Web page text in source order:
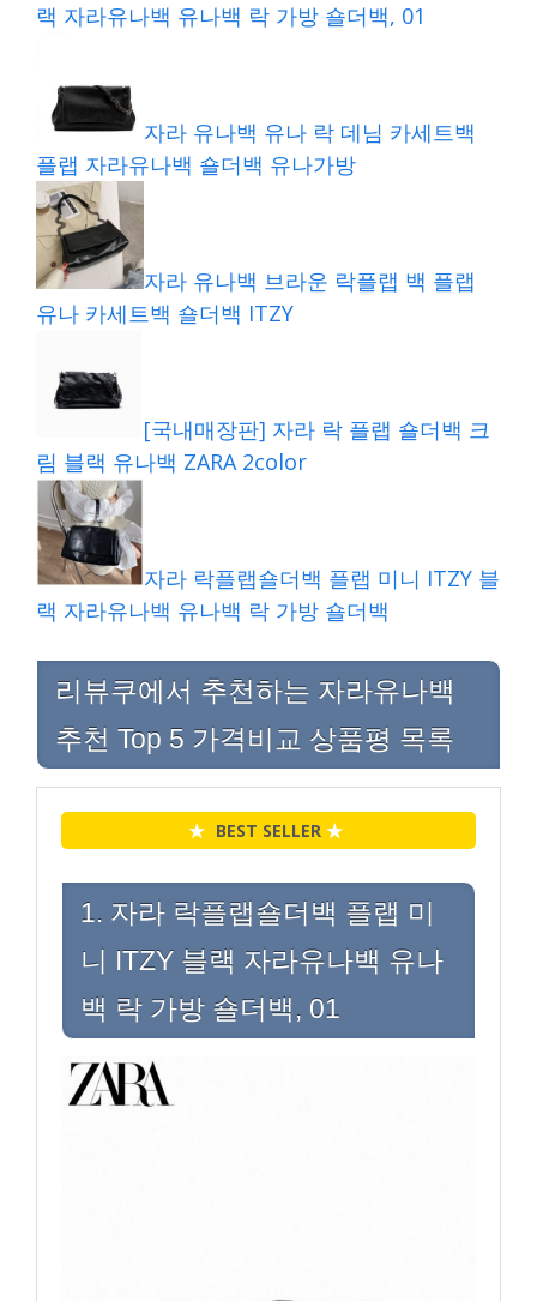
랙 자라유나백 유나백 락 가방 숄더백, 01
자라 유나백 유나 락 데님 카세트백
플랩 자라유나백 숄더백 유나가방
자라 유나백 브라운 락플랩 백 플랩
유나 카세트백 숄더백 ITZY
[국내매장판] 자라 락 플랩 숄더백 크
림 블랙 유나백 ZARA 2color
자라 락플랩숄더백 플랩 미니 ITZY 블
랙 자라유나백 유나백 락 가방 숄더백
리뷰쿠에서 추천하는 자라유나백
추천 Top 5 가격비교 상품평 목록
★ BEST SELLER ★
1. 자라 락플랩숄더백 플랩 미
니 ITZY 블랙 자라유나백 유나
백 락 가방 숄더백, 01